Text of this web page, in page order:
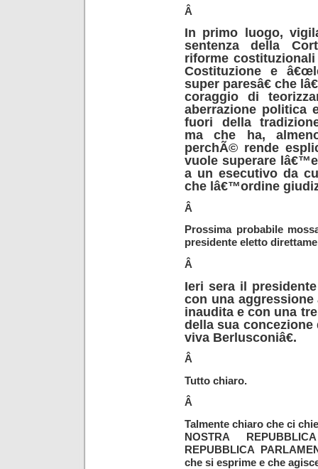
Â
In primo luogo,
sentenza della
riforme
Costituzione e
super paresâ€ che
coraggio di
aberrazione politica
fuori della
ma che ha,
perchÃ© rende
vuole superare
a un esecutivo da
che lâ€™ordine
Â
Prossima probabile
presidente eletto
Â
Ieri sera il
con una
inaudita e con una
della sua
viva Berlusconiâ€.
Â
Tutto chiaro.
Â
Talmente chiaro che ci
NOSTRA
REPUBBLICA
che si esprime e che